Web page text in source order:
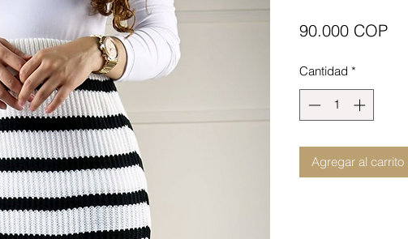
90.000 COP
Cantidad *
Agregar al carrito